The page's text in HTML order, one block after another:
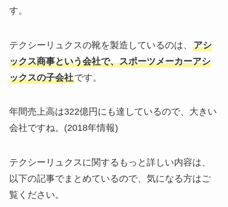
す。
テクシーリュクスの靴を製造しているのは、 アシ
ックス商事という会社で、スポーツメーカーアシ
ックスの子会社です。
年間売上高は322億円にも達しているので、大きい
会社ですね。(2018年情報)
テクシーリュクスに関するもっと詳しい内容は、
以下の記事でまとめているので、気になる方はご
覧ください。